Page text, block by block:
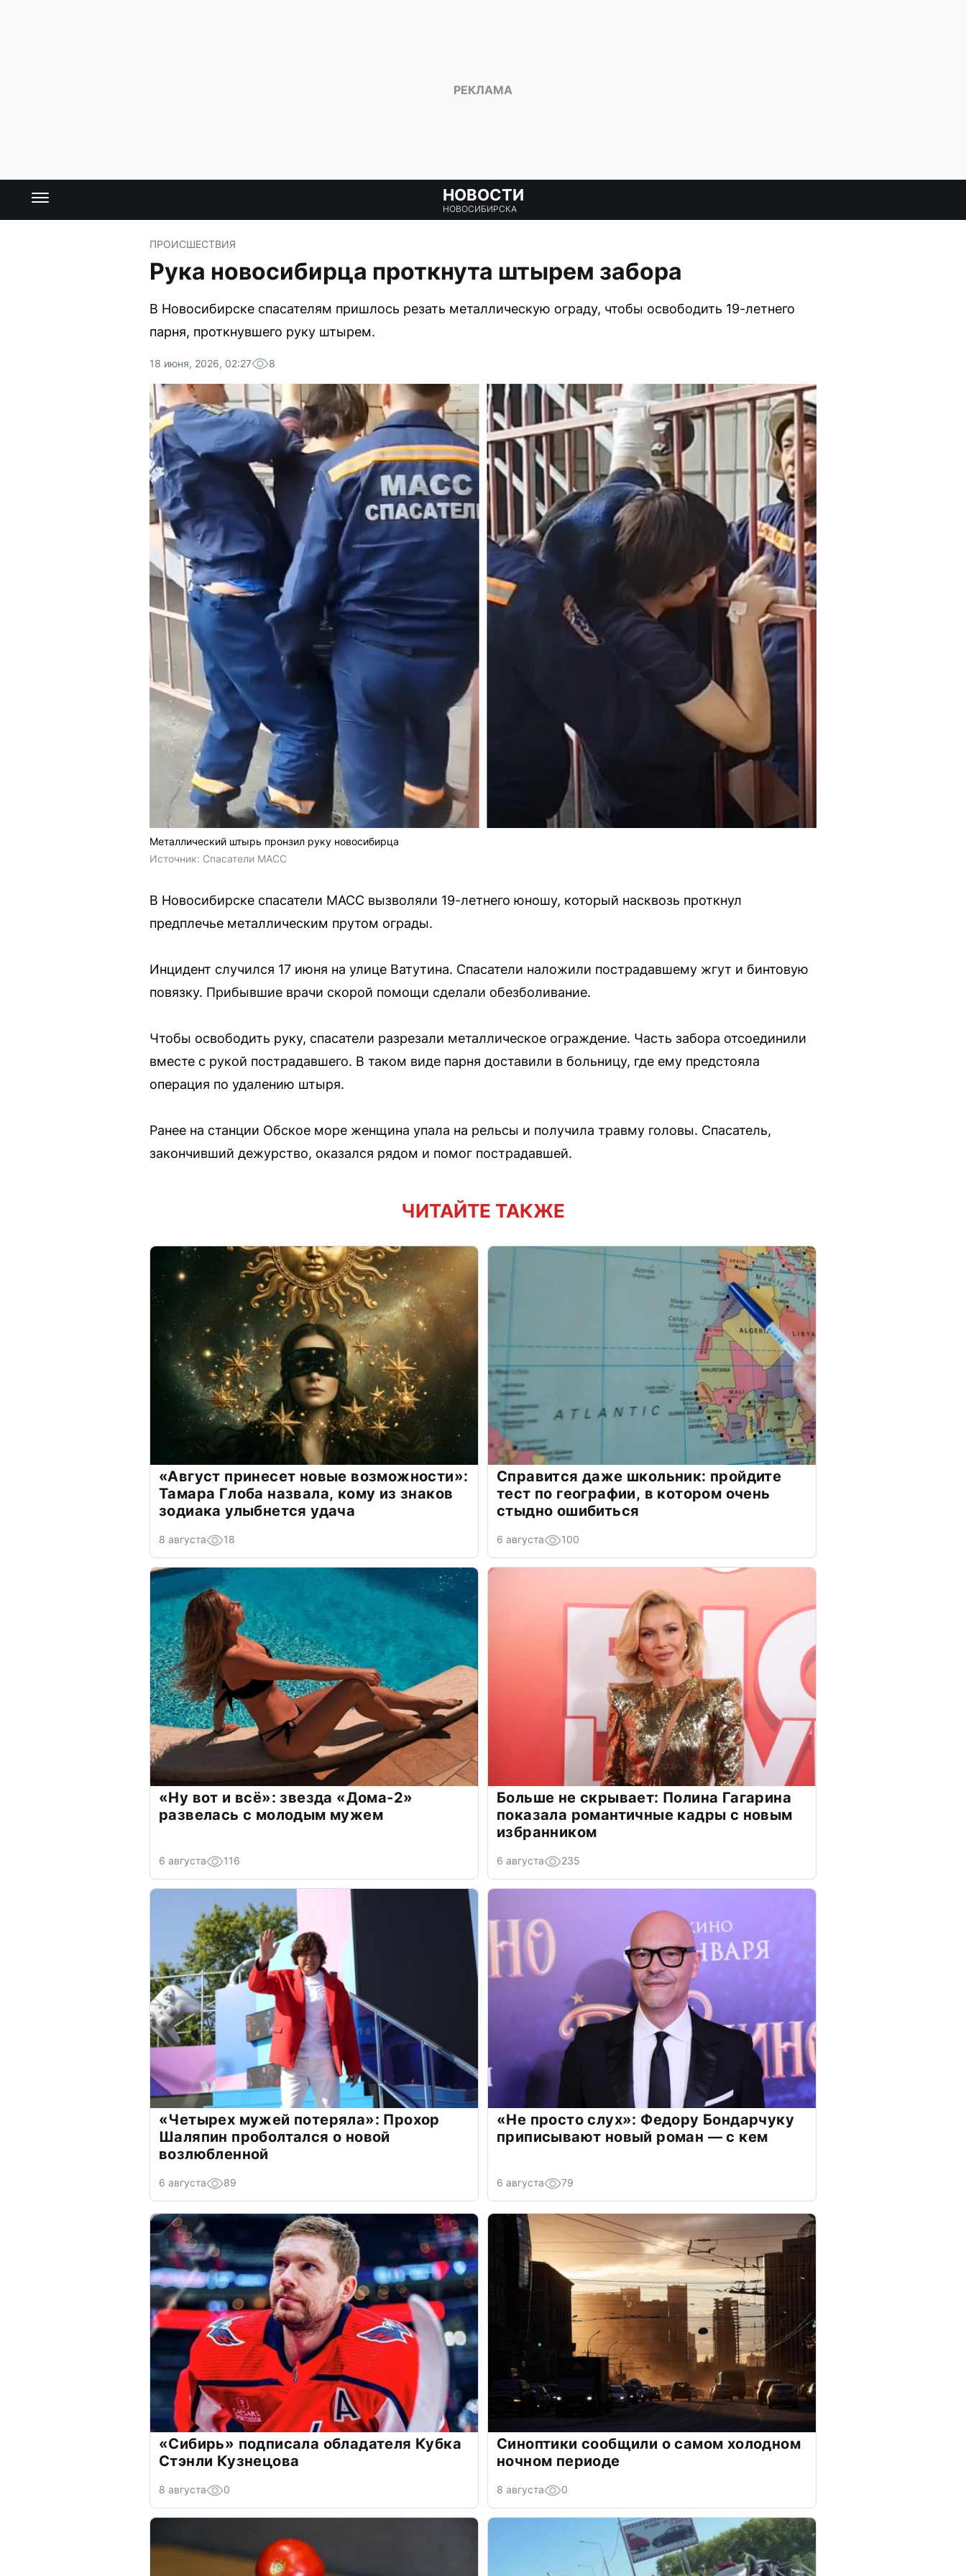
НОВОСТИ
НОВОСИБИРСКА
ПРОИСШЕСТВИЯ
Рука новосибирца проткнута штырем забора
В Новосибирске спасателям пришлось резать металлическую ограду, чтобы освободить 19-летнего
парня, проткнувшего руку штырем.
18 июня, 2026, 02:27 8
Металлический штырь пронзил руку новосибирца
Источник: Спасатели МАСС
В Новосибирске спасатели МАСС вызволяли 19-летнего юношу, который насквозь проткнул
предплечье металлическим прутом ограды.
Инцидент случился 17 июня на улице Ватутина. Спасатели наложили пострадавшему жгут и бинтовую
повязку. Прибывшие врачи скорой помощи сделали обезболивание.
Чтобы освободить руку, спасатели разрезали металлическое ограждение. Часть забора отсоединили
вместе с рукой пострадавшего. В таком виде парня доставили в больницу, где ему предстояла
операция по удалению штыря.
Ранее на станции Обское море женщина упала на рельсы и получила травму головы. Спасатель,
закончивший дежурство, оказался рядом и помог пострадавшей.
ЧИТАЙТЕ ТАКЖЕ
«Август принесет новые возможности»:
Тамара Глоба назвала, кому из знаков
зодиака улыбнется удача
8 августа 18
Справится даже школьник: пройдите
тест по географии, в котором очень
стыдно ошибиться
6 августа 100
«Ну вот и всё»: звезда «Дома-2»
развелась с молодым мужем
6 августа 116
Больше не скрывает: Полина Гагарина
показала романтичные кадры с новым
избранником
6 августа 235
«Четырех мужей потеряла»: Прохор
Шаляпин проболтался о новой
возлюбленной
6 августа 89
«Не просто слух»: Федору Бондарчуку
приписывают новый роман — с кем
6 августа 79
«Сибирь» подписала обладателя Кубка
Стэнли Кузнецова
8 августа 0
Синоптики сообщили о самом холодном
ночном периоде
8 августа 0